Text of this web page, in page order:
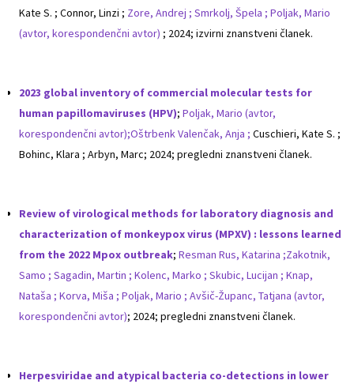
Kate S. ; Connor, Linzi ; Zore, Andrej ; Smrkolj, Špela ; Poljak, Mario
(avtor, korespondenčni avtor) ; 2024; izvirni znanstveni članek.
2023 global inventory of commercial molecular tests for
human papillomaviruses (HPV); Poljak, Mario (avtor,
korespondenčni avtor);Oštrbenk Valenčak, Anja ; Cuschieri, Kate S. ;
Bohinc, Klara ; Arbyn, Marc; 2024; pregledni znanstveni članek.
Review of virological methods for laboratory diagnosis and
characterization of monkeypox virus (MPXV) : lessons learned
from the 2022 Mpox outbreak; Resman Rus, Katarina ;Zakotnik,
Samo ; Sagadin, Martin ; Kolenc, Marko ; Skubic, Lucijan ; Knap,
Nataša ; Korva, Miša ; Poljak, Mario ; Avšič-Županc, Tatjana (avtor,
korespondenčni avtor); 2024; pregledni znanstveni članek.
Herpesviridae and atypical bacteria co-detections in lower